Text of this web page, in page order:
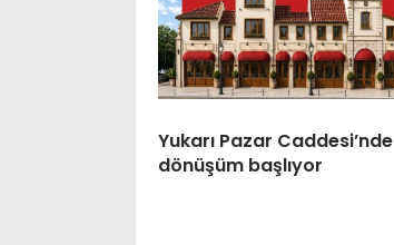
Yukarı Pazar Caddesi’nde
dönüşüm başlıyor